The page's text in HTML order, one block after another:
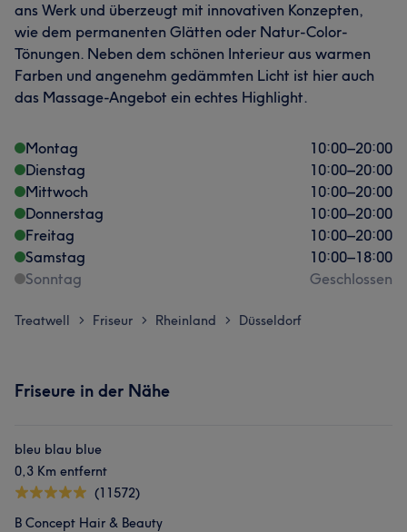
ans Werk und überzeugt mit innovativen Konzepten,
wie dem permanenten Glätten oder Natur-Color-
Tönungen. Neben dem schönen Interieur aus warmen
Farben und angenehm gedämmten Licht ist hier auch
das Massage-Angebot ein echtes Highlight.
Montag 10:00–20:00
Dienstag
10:00–20:00
Mittwoch
10:00–20:00
Donnerstag
10:00–20:00
Freitag
10:00–20:00
Samstag
10:00–18:00
Sonntag
Geschlossen
Treatwell > Friseur > Rheinland > Düsseldorf
Friseure in der Nähe
bleu blau blue
0,3 Km entfernt
(11572)
B Concept Hair & Beauty